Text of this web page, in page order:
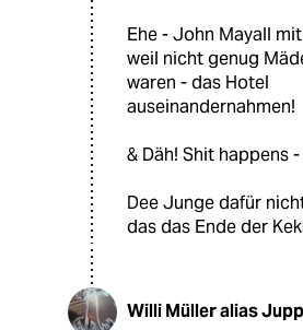
Ehe - John Mayall
weil nicht genug
waren - das Hotel
auseinandernahmen!
& Däh! Shit happens -
Dee Junge dafür
das das Ende der
Willi Müller alias